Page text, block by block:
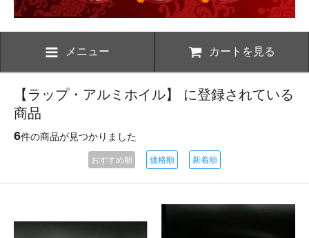
メニュー カートを見る
【ラップ・アルミホイル】 に登録されている
商品
6件の商品が見つかりました
おすすめ順 価格順 新着順